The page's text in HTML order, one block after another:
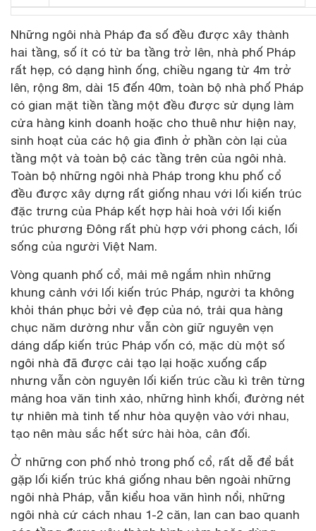
Những ngôi nhà Pháp đa số đều được xây thành
hai tầng, số ít có từ ba tầng trở lên, nhà phố Pháp
rất hẹp, có dạng hình ống, chiều ngang từ 4m trở
lên, rộng 8m, dài 15 đến 40m, toàn bộ nhà phố Pháp
có gian mặt tiền tầng một đều được sử dụng làm
cửa hàng kinh doanh hoặc cho thuê như hiện nay,
sinh hoạt của các hộ gia đình ở phần còn lại của
tầng một và toàn bộ các tầng trên của ngôi nhà.
Toàn bộ những ngôi nhà Pháp trong khu phố cổ
đều được xây dựng rất giống nhau với lối kiến trúc
đặc trưng của Pháp kết hợp hài hoà với lối kiến
trúc phương Đông rất phù hợp với phong cách, lối
sống của người Việt Nam.
Vòng quanh phố cổ, mải mê ngắm nhìn những
khung cảnh với lối kiến trúc Pháp, người ta không
khỏi thán phục bởi vẻ đẹp của nó, trải qua hàng
chục năm dường như vẫn còn giữ nguyên vẹn
dáng dấp kiến trúc Pháp vốn có, mặc dù một số
ngôi nhà đã được cải tạo lại hoặc xuống cấp
nhưng vẫn còn nguyên lối kiến trúc cầu kì trên từng
mảng hoa văn tinh xảo, những hình khối, đường nét
tự nhiên mà tinh tế như hòa quyện vào với nhau,
tạo nên màu sắc hết sức hài hòa, cân đối.
Ở những con phố nhỏ trong phố cổ, rất dễ để bắt
gặp lối kiến trúc khá giống nhau bên ngoài những
ngôi nhà Pháp, vẫn kiểu hoa văn hình nổi, những
ngôi nhà cứ cách nhau 1-2 căn, lan can bao quanh